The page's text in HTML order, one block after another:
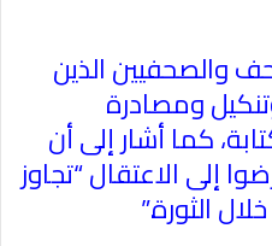
والصحفيين الذين
ومصادرة
كما أشار إلى أن
إلى الاعتقال “تجاوز
”.